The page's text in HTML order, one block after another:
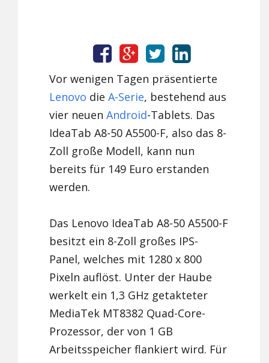
Vor wenigen Tagen präsentierte
Lenovo dieA-Serie, bestehend aus
vier neuenAndroid-Tablets. Das
IdeaTab A8-50 A5500-F, also das 8-
Zoll große Modell, kann nun
bereits für 149 Euro erstanden
werden.
Das Lenovo IdeaTab A8-50 A5500-F
besitzt ein 8-Zoll großes IPS-
Panel, welches mit 1280 x 800
Pixeln auflöst. Unter der Haube
werkelt ein 1,3 GHz getakteter
MediaTek MT8382 Quad-Core-
Prozessor, der von 1 GB
Arbeitsspeicher flankiert wird. Für